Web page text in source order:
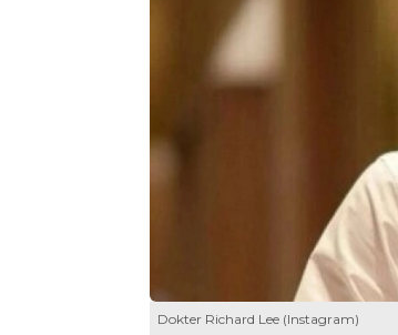
Dokter Richard Lee (Instagram)